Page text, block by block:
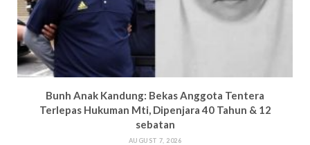
Bunh Anak Kandung: Bekas Anggota Tentera
Terlepas Hukuman Mti, Dipenjara 40 Tahun & 12
sebatan
AUGUST 7, 2026